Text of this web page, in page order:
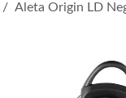
Aleta Origin LD